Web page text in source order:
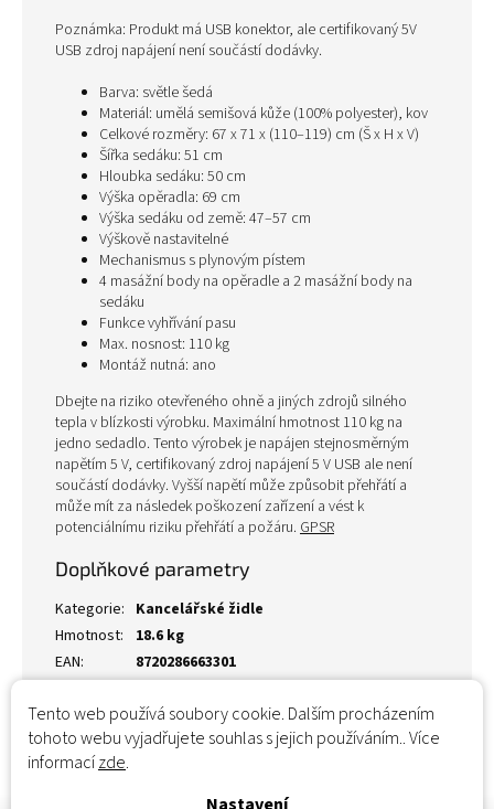
Tento web používá soubory cookie. Dalším procházením
tohoto webu vyjadřujete souhlas s jejich používáním.. Více
informacízde.
Poznámka: Produkt má USB konektor, ale certifikovaný 5V
USB zdroj napájení není součástí dodávky.
Barva: světle šedá
Materiál: umělá semišová kůže (100% polyester), kov
Celkové rozměry: 67 x 71 x (110–119) cm (Š x H x V)
Šířka sedáku: 51 cm
Hloubka sedáku: 50 cm
Výška opěradla: 69 cm
Výška sedáku od země: 47–57 cm
Výškově nastavitelné
Mechanismus s plynovým pístem
4 masážní body na opěradle a 2 masážní body na
sedáku
Funkce vyhřívání pasu
Max. nosnost: 110 kg
Montáž nutná: ano
Dbejte na riziko otevřeného ohně a jiných zdrojů silného
tepla v blízkosti výrobku. Maximální hmotnost 110 kg na
jedno sedadlo. Tento výrobek je napájen stejnosměrným
napětím 5 V, certifikovaný zdroj napájení 5 V USB ale není
součástí dodávky. Vyšší napětí může způsobit přehřátí a
může mít za následek poškození zařízení a vést k
potenciálnímu riziku přehřátí a požáru. GPSR
Doplňkové parametry
Kategorie: Kancelářské židle
Hmotnost:
18.6 kg
EAN: 8720286663301